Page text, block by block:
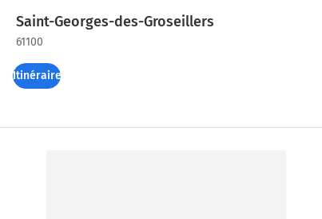
Saint-Georges-des-Groseillers
61100
Itinéraires